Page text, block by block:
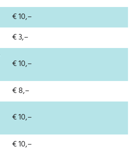
€ 10,–
€ 3,–
€ 10,–
€ 8,–
€ 10,–
€ 10,–